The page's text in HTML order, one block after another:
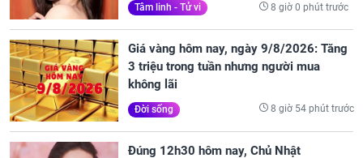
Tâm linh - Tử vi 8 giờ 0 phút trước
Giá vàng hôm nay, ngày 9/8/2026: Tăng
3 triệu trong tuần nhưng người mua
không lãi
Đời sống 8 giờ 54 phút trước
Đúng 12h30 hôm nay, Chủ Nhật